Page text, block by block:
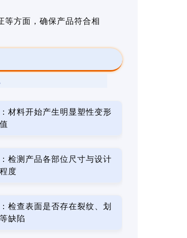
等方面，确保产品符合相
材料开始产生明显塑性变形
检测产品各部位尺寸与设计
度
检查表面是否存在裂纹、划
缺陷